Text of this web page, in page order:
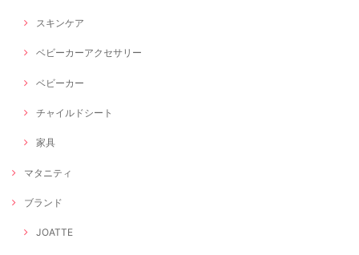
スキンケア
ベビーカーアクセサリー
ベビーカー
チャイルドシート
家具
マタニティ
ブランド
JOATTE